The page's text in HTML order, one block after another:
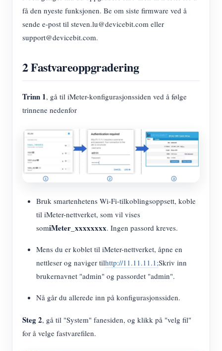
IAMMETER Simulator
Virtuell måler
System for energiprognoser og -simulering
applikasjoner
Solar PV System Energy Monitor
Strømforbruksmåler
Hjemmeautomatisering
Fabrikkenergiovervåking
butikk
Ressurser
Dokument
Opplæringsvideo
Nyheter
Blogger
Samfunnet
Utvikler
Utforske
Belønningsprogram
Ta kontakt med
få den nyeste funksjonen. Be om siste firmware ved å
sende e-post til steven.lu@devicebit.com eller
support@devicebit.com.
2 Fastvareoppgradering
Trinn 1, gå til iMeter-konfigurasjonssiden ved å følge
trinnene nedenfor
Bruk smartenhetens Wi-Fi-tilkoblingsoppsett, koble
til iMeter-nettverket, som vil vises
somiMeter_xxxxxxxx. Ingen passord kreves.
Mens du er koblet til iMeter-nettverket, åpne en
nettleser og naviger tilhttp://11.11.11.1;Skriv inn
brukernavnet "admin" og passordet "admin".
Nå går du allerede inn på konfigurasjonssiden.
Steg 2, gå til "System" fanesiden, og klikk på "velg fil"
for å velge fastvarefilen.